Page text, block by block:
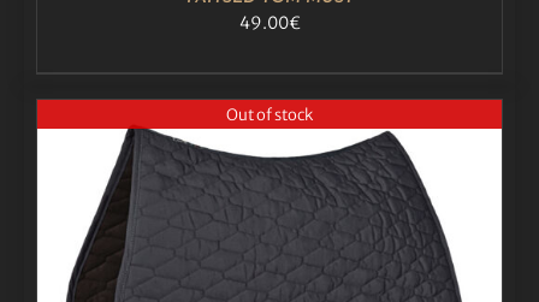
49.00€
Out of stock
DETAILS